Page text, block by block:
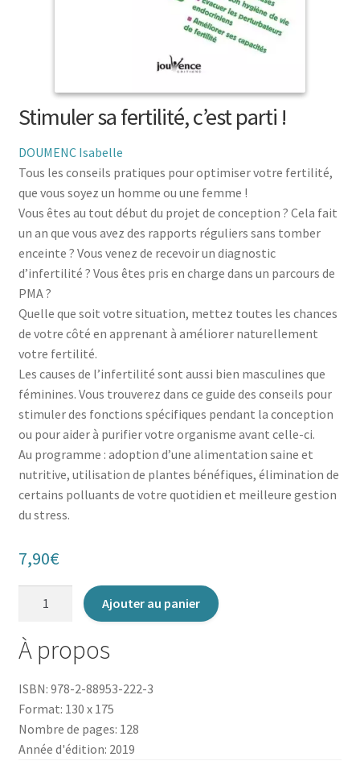
Stimuler sa fertilité, c’est parti !
DOUMENC Isabelle
Tous les conseils pratiques pour optimiser votre fertilité,
que vous soyez un homme ou une femme !
Vous êtes au tout début du projet de conception ? Cela fait
un an que vous avez des rapports réguliers sans tomber
enceinte ? Vous venez de recevoir un diagnostic
d’infertilité ? Vous êtes pris en charge dans un parcours de
PMA ?
Quelle que soit votre situation, mettez toutes les chances
de votre côté en apprenant à améliorer naturellement
votre fertilité.
Les causes de l’infertilité sont aussi bien masculines que
féminines. Vous trouverez dans ce guide des conseils pour
stimuler des fonctions spécifiques pendant la conception
ou pour aider à purifier votre organisme avant celle-ci.
Au programme : adoption d’une alimentation saine et
nutritive, utilisation de plantes bénéfiques, élimination de
certains polluants de votre quotidien et meilleure gestion
du stress.
7,90€
Stimuler
sa
c'est
parti
!
Ajouter au panier
À propos
ISBN: 978-2-88953-222-3
Format: 130 x 175
Nombre de pages: 128
Année d'édition: 2019